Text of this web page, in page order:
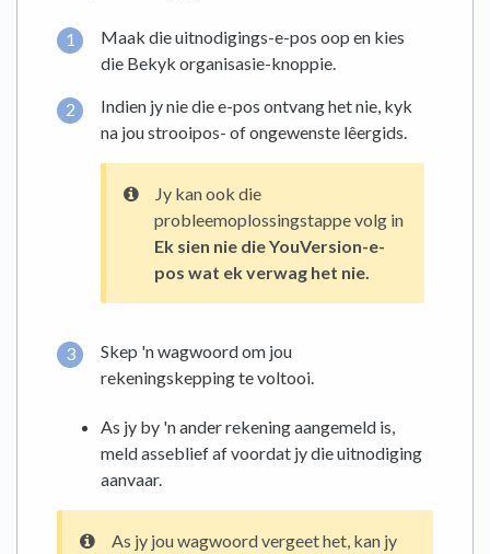
Maak die uitnodigings-e-pos oop en kies
die Bekyk organisasie-knoppie.
Indien jy nie die e-pos ontvang het nie, kyk
na jou strooipos- of ongewenste lêergids.
Jy kan ook die
probleemoplossingstappe volg in
Ek sien nie die YouVersion-e-
pos wat ek verwag het nie.
Skep 'n wagwoord om jou
rekeningskepping te voltooi.
As jy by 'n ander rekening aangemeld is,
meld asseblief af voordat jy die uitnodiging
aanvaar.
As jy jou wagwoord vergeet het, kan jy